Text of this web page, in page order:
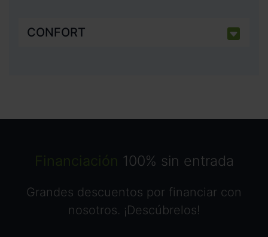
CONFORT
Financiación 100% sin entrada
Grandes descuentos por financiar con
nosotros. ¡Descúbrelos!